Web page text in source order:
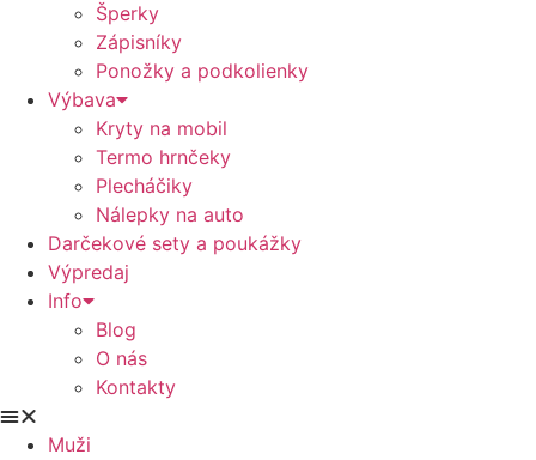
Šperky
Zápisníky
Ponožky a podkolienky
Výbava
Kryty na mobil
Termo hrnčeky
Plecháčiky
Nálepky na auto
Darčekové sety a poukážky
Výpredaj
Info
Blog
O nás
Kontakty
Muži